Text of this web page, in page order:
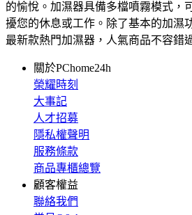
的愉悅。加濕器具備多檔噴霧模式，
擾您的休息或工作。除了基本的加濕
最新款熱門加濕器，人氣商品不容錯
關於PChome24h
榮耀時刻
大事記
人才招募
隱私權聲明
服務條款
商品專櫃總覽
顧客權益
聯絡我們